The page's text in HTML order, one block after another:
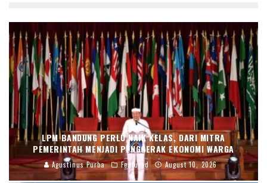
LPM BANDUNG PERLU NAIK KELAS, DARI MITRA
PEMERINTAH MENJADI PENGGERAK EKONOMI WARGA
Agustinus Purba Featured August 10, 2026